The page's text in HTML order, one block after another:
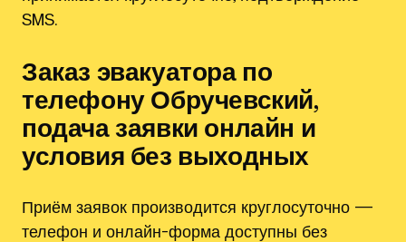
SMS.
Заказ эвакуатора по
телефону Обручевский,
подача заявки онлайн и
условия без выходных
Приём заявок производится круглосуточно —
телефон и онлайн-форма доступны без